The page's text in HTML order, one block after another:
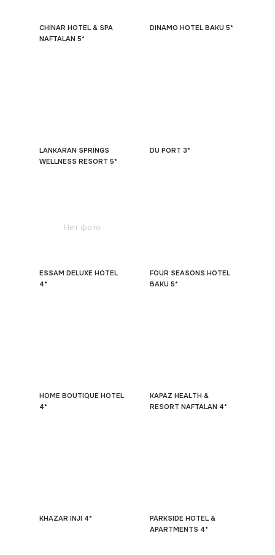
CHINAR HOTEL & SPA
NAFTALAN 5*
DINAMO HOTEL BAKU 5*
LANKARAN SPRINGS
WELLNESS RESORT 5*
DU PORT 3*
Нет фото
ESSAM DELUXE HOTEL
4*
FOUR SEASONS HOTEL
BAKU 5*
HOME BOUTIQUE HOTEL
4*
KAPAZ HEALTH &
RESORT NAFTALAN 4*
KHAZAR INJI 4*
PARKSIDE HOTEL &
APARTMENTS 4*